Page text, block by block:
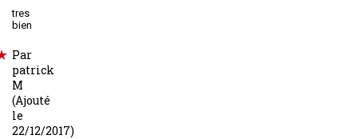
tres
bien
Par
patrick
M
(Ajouté
le
22/12/2017)